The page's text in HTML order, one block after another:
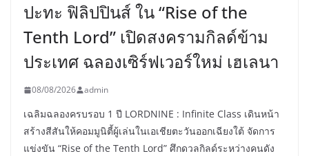
ปะทะ ฟิลิปปินส์ ใน “Rise of the
Tenth Lord” เปิดสงครามกิลด์ข้าม
ประเทศ ฉลองเซิร์ฟเวอร์ใหม่ เฮเลนา
08/08/2026 admin
เฉลิมฉลองครบรอบ 1 ปี LORDNINE : Infinite Class เดินหน้า
สร้างสีสันให้คอมมูนิตี้ผู้เล่นในเอเชียตะวันออกเฉียงใต้ จัดการ
แข่งขัน “Rise of the Tenth Lord” ศึกดวลกิลด์ระหว่างคนดัง